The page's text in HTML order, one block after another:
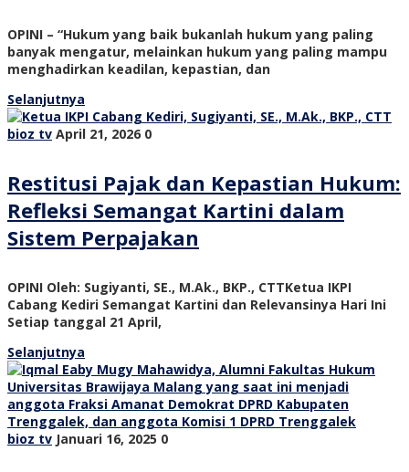
OPINI – “Hukum yang baik bukanlah hukum yang paling
banyak mengatur, melainkan hukum yang paling mampu
menghadirkan keadilan, kepastian, dan
Selanjutnya
bioz tv April 21, 2026 0
Restitusi Pajak dan Kepastian Hukum:
Refleksi Semangat Kartini dalam
Sistem Perpajakan
OPINI Oleh: Sugiyanti, SE., M.Ak., BKP., CTTKetua IKPI
Cabang Kediri Semangat Kartini dan Relevansinya Hari Ini
Setiap tanggal 21 April,
Selanjutnya
bioz tv Januari 16, 2025 0